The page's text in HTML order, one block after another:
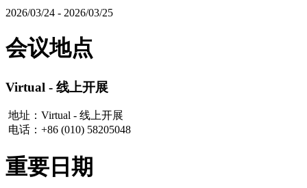
2026/03/24 - 2026/03/25
会议地点
Virtual - 线上开展
地址：Virtual - 线上开展
电话：+86 (010) 58205048
重要日期